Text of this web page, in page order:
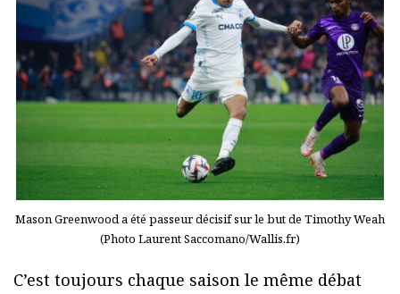
Mason Greenwood a été passeur décisif sur le but de Timothy Weah
(Photo Laurent Saccomano/Wallis.fr)
C’est toujours chaque saison le même débat